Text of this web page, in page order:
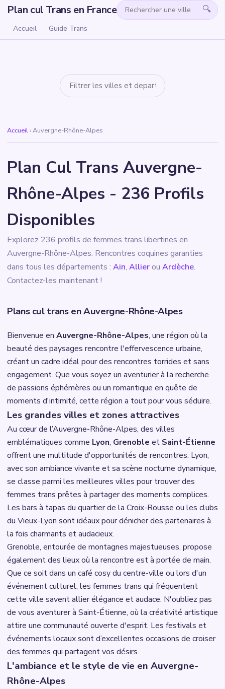
Plan cul Trans en France 🔍
Accueil Guide Trans
Accueil ›Auvergne-Rhône-Alpes
Plan Cul Trans Auvergne-
Rhône-Alpes - 236 Profils
Disponibles
Explorez 236 profils de femmes trans libertines en
Auvergne-Rhône-Alpes. Rencontres coquines garanties
dans tous les départements : Ain, Allierou Ardèche.
Contactez-les maintenant !
Plans cul trans en Auvergne-Rhône-Alpes
Bienvenue en Auvergne-Rhône-Alpes, une région où la
beauté des paysages rencontre l'effervescence urbaine,
créant un cadre idéal pour des rencontres torrides et sans
engagement. Que vous soyez un aventurier à la recherche
de passions éphémères ou un romantique en quête de
moments d'intimité, cette région a tout pour vous séduire.
Les grandes villes et zones attractives
Au cœur de l’Auvergne-Rhône-Alpes, des villes
emblématiques comme Lyon, Grenoble et Saint-Étienne
offrent une multitude d'opportunités de rencontres. Lyon,
avec son ambiance vivante et sa scène nocturne dynamique,
se classe parmi les meilleures villes pour trouver des
femmes trans prêtes à partager des moments complices.
Les bars à tapas du quartier de la Croix-Rousse ou les clubs
du Vieux-Lyon sont idéaux pour dénicher des partenaires à
la fois charmants et audacieux.
Grenoble, entourée de montagnes majestueuses, propose
également des lieux où la rencontre est à portée de main.
Que ce soit dans un café cosy du centre-ville ou lors d'un
événement culturel, les femmes trans qui fréquentent
cette ville savent allier élégance et audace. N'oubliez pas
de vous aventurer à Saint-Étienne, où la créativité artistique
attire une communauté ouverte d'esprit. Les festivals et
événements locaux sont d’excellentes occasions de croiser
des femmes qui partagent vos désirs.
L'ambiance et le style de vie en Auvergne-
Rhône-Alpes